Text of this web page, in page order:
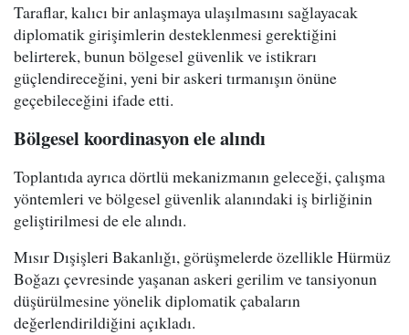
Taraflar, kalıcı bir anlaşmaya ulaşılmasını sağlayacak
diplomatik girişimlerin desteklenmesi gerektiğini
belirterek, bunun bölgesel güvenlik ve istikrarı
güçlendireceğini, yeni bir askeri tırmanışın önüne
geçebileceğini ifade etti.
Bölgesel koordinasyon ele alındı
Toplantıda ayrıca dörtlü mekanizmanın geleceği, çalışma
yöntemleri ve bölgesel güvenlik alanındaki iş birliğinin
geliştirilmesi de ele alındı.
Mısır Dışişleri Bakanlığı, görüşmelerde özellikle Hürmüz
Boğazı çevresinde yaşanan askeri gerilim ve tansiyonun
düşürülmesine yönelik diplomatik çabaların
değerlendirildiğini açıkladı.